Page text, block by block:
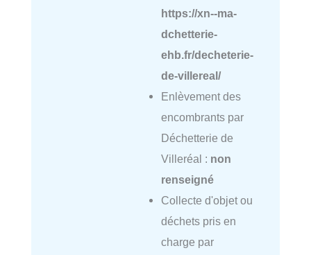
https://xn--ma-
dchetterie-
ehb.fr/decheterie-
de-villereal/
Enlèvement des
encombrants par
Déchetterie de
Villeréal : non
renseigné
Collecte d'objet ou
déchets pris en
charge par